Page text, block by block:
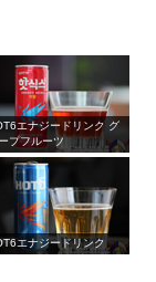
エナジードリンク グ
プフルーツ
エナジードリンク